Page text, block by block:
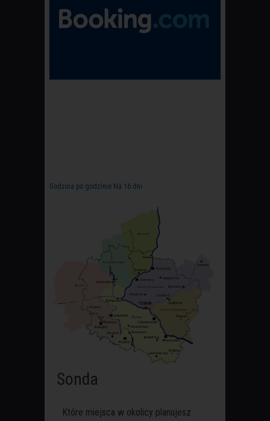
Godzina po godzinie Na 16 dni
Sonda
Które miejsca w okolicy planujesz